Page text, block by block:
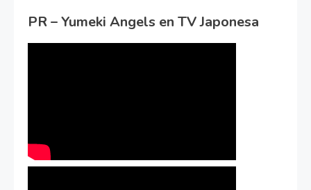
PR – Yumeki Angels en TV Japonesa